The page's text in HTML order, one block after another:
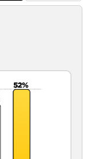
이 나서야 하는일
한 無